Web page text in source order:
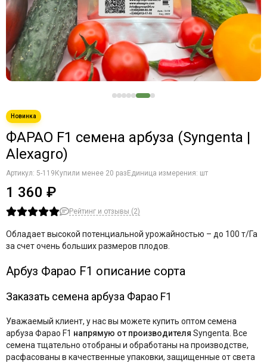
ФАРАО F1 семена арбуза (Syngenta |
Alexagro)
Артикул: 5-119 Купили менее 20 раз Единица измерения: шт
1 360 ₽
Рейтинг и отзывы (2)
Обладает высокой потенциальной урожайностью – до 100 т/Га
за счет очень больших размеров плодов.
Арбуз Фарао F1 описание сорта
Заказать семена арбуза Фарао F1
Уважаемый клиент, у нас вы можете купить оптом семена
арбуза Фарао F1 напрямую от производителя Syngenta. Все
семена тщательно отобраны и обработаны на производстве,
расфасованы в качественные упаковки, защищенные от света